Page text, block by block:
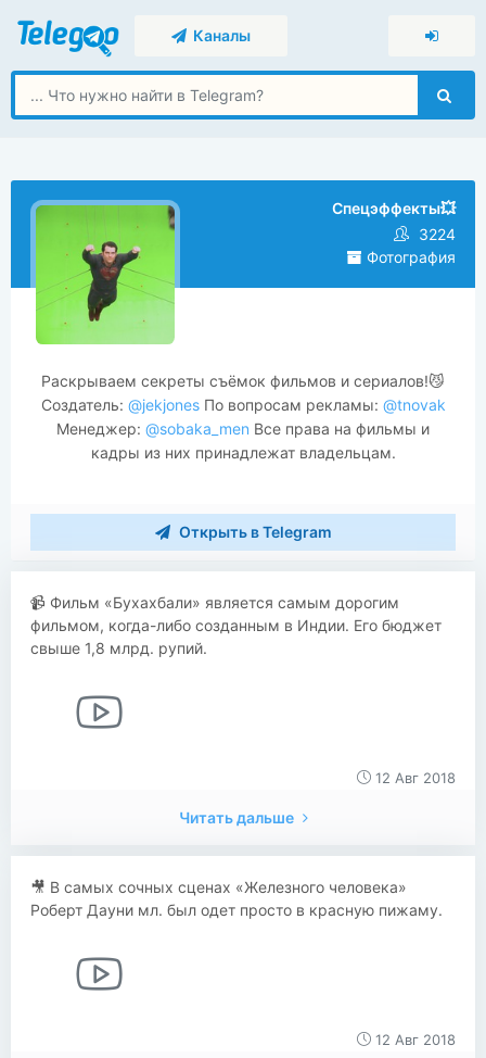
Каналы
Спецэффекты💥
3224
Фотография
Раскрываем секреты съёмок фильмов и сериалов!😼
Создатель: @jekjonesПо вопросам рекламы: @tnovak
Менеджер: @sobaka_men Все права на фильмы и
кадры из них принадлежат владельцам.
Открыть в Telegram
📹 Фильм «Бухахбали» является самым дорогим
фильмом, когда-либо созданным в Индии. Его бюджет
свыше 1,8 млрд. рупий.
12 Авг 2018
Читать дальше
🎥 В самых сочных сценах «Железного человека»
Роберт Дауни мл. был одет просто в красную пижаму.
12 Авг 2018